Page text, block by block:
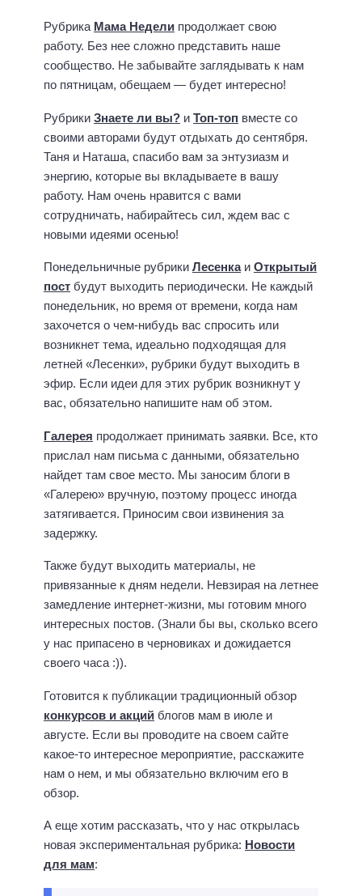
Рубрика Мама Недели продолжает свою
работу. Без нее сложно представить наше
сообщество. Не забывайте заглядывать к нам
по пятницам, обещаем — будет интересно!
Рубрики Знаете ли вы? и Топ-топ вместе со
своими авторами будут отдыхать до сентября.
Таня и Наташа, спасибо вам за энтузиазм и
энергию, которые вы вкладываете в вашу
работу. Нам очень нравится с вами
сотрудничать, набирайтесь сил, ждем вас с
новыми идеями осенью!
Понедельничные рубрики Лесенкаи Открытый
пост будут выходить периодически. Не каждый
понедельник, но время от времени, когда нам
захочется о чем-нибудь вас спросить или
возникнет тема, идеально подходящая для
летней «Лесенки», рубрики будут выходить в
эфир. Если идеи для этих рубрик возникнут у
вас, обязательно напишите нам об этом.
Галерея продолжает принимать заявки. Все, кто
прислал нам письма с данными, обязательно
найдет там свое место. Мы заносим блоги в
«Галерею» вручную, поэтому процесс иногда
затягивается. Приносим свои извинения за
задержку.
Также будут выходить материалы, не
привязанные к дням недели. Невзирая на летнее
замедление интернет-жизни, мы готовим много
интересных постов. (Знали бы вы, сколько всего
у нас припасено в черновиках и дожидается
своего часа :)).
Готовится к публикации традиционный обзор
конкурсов и акций блогов мам в июле и
августе. Если вы проводите на своем сайте
какое-то интересное мероприятие, расскажите
нам о нем, и мы обязательно включим его в
обзор.
А еще хотим рассказать, что у нас открылась
новая экспериментальная рубрика: Новости
для мам: